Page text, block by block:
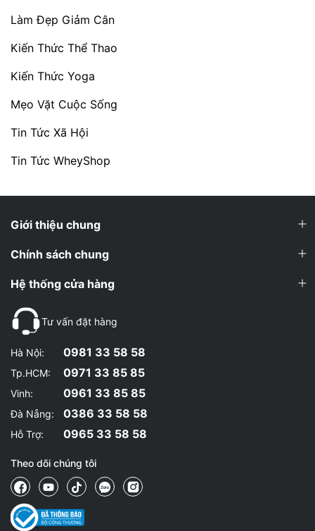
Làm Đẹp Giảm Cân
Kiến Thức Thể Thao
Kiến Thức Yoga
Mẹo Vặt Cuộc Sống
Tin Tức Xã Hội
Tin Tức WheyShop
Giới thiệu chung
Chính sách chung
Hệ thống cửa hàng
Tư vấn đặt hàng
Hà Nội: 0981 33 58 58
Tp.HCM: 0971 33 85 85
Vinh: 0961 33 85 85
Đà Nẵng: 0386 33 58 58
Hỗ Trợ: 0965 33 58 58
Theo dõi chúng tôi